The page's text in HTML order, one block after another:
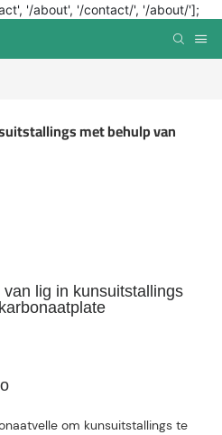
'/about', '/contact/', '/about/'];
met behulp van
lig in kunsuitstallings
om kunsuitstallings te